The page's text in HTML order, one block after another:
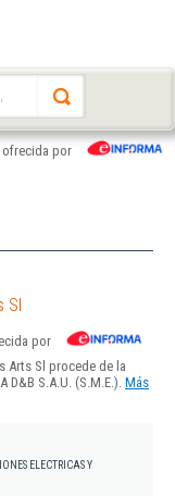
ofrecida por
Sl
por
Arts Sl procede de la
D&B S.A.U. (S.M.E.). Más
ELECTRICAS Y